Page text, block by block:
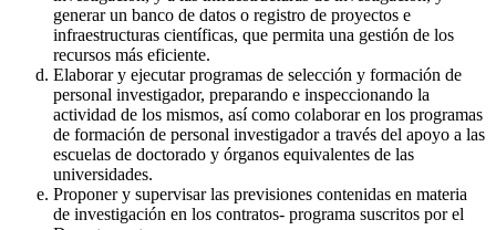
generar un banco de datos o registro de proyectos e
infraestructuras científicas, que permita una gestión de los
recursos más eficiente.
Elaborar y ejecutar programas de selección y formación de
personal investigador, preparando e inspeccionando la
actividad de los mismos, así como colaborar en los programas
de formación de personal investigador a través del apoyo a las
escuelas de doctorado y órganos equivalentes de las
universidades.
Proponer y supervisar las previsiones contenidas en materia
de investigación en los contratos- programa suscritos por el